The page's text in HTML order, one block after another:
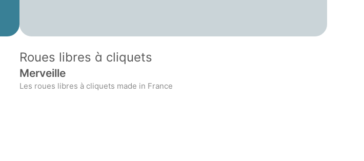
Roues libres à cliquets
Merveille
Les roues libres à cliquets made in France